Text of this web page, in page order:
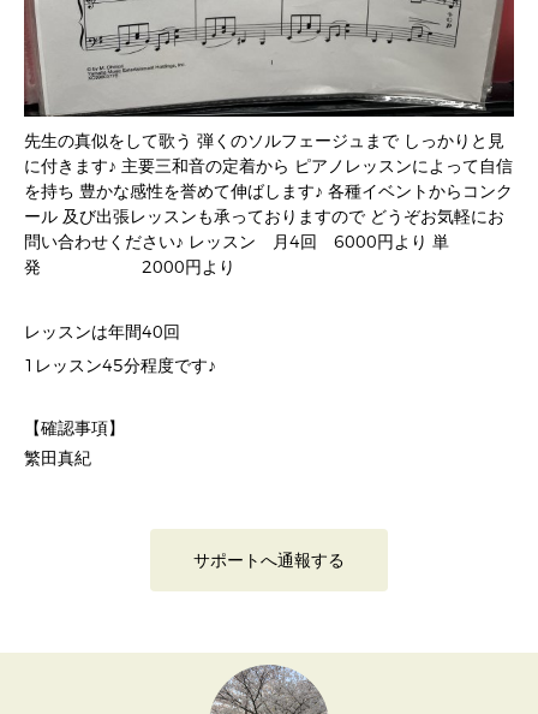
先生の真似をして歌う 弾くのソルフェージュまで しっかりと見
に付きます♪ 主要三和音の定着から ピアノレッスンによって自信
を持ち 豊かな感性を誉めて伸ばします♪ 各種イベントからコンク
ール 及び出張レッスンも承っておりますので どうぞお気軽にお
問い合わせください♪ レッスン 月4回 6000円より 単
発 2000円より
レッスンは年間40回
1レッスン45分程度です♪
【確認事項】
繁田真紀
サポートへ通報する